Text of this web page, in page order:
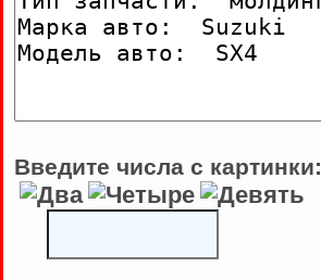
Введите числа с картинки: